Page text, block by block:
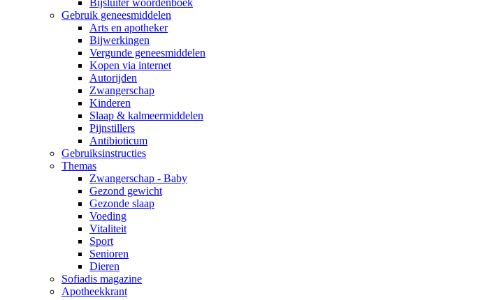
Bijsluiter woordenboek
Gebruik geneesmiddelen
Arts en apotheker
Bijwerkingen
Vergunde geneesmiddelen
Kopen via internet
Autorijden
Zwangerschap
Kinderen
Slaap & kalmeermiddelen
Pijnstillers
Antibioticum
Gebruiksinstructies
Themas
Zwangerschap - Baby
Gezond gewicht
Gezonde slaap
Voeding
Vitaliteit
Sport
Senioren
Dieren
Sofiadis magazine
Apotheekkrant